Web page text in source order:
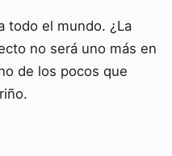
todo el mundo. ¿La
no será uno más en
de los pocos que